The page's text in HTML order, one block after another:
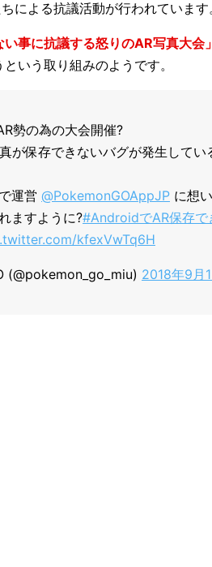
による抗議活動が行われています
事に抗議する怒りのAR写真大会」
いう取り組みのようです。
勢の為の大会開催?
が保存できないバグが発生してい
運営 @PokemonGOAppJP に想
ますように?#AndroidでAR保存で
kfexVwTq6H
(@pokemon_go_miu) 2018年9月